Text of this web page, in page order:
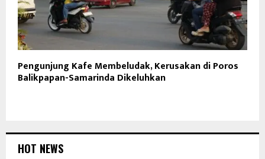
Pengunjung Kafe Membeludak, Kerusakan di Poros
Balikpapan-Samarinda Dikeluhkan
HOT NEWS